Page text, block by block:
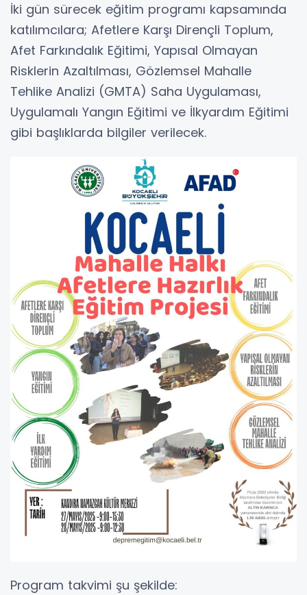
İki gün sürecek eğitim programı kapsamında
katılımcılara; Afetlere Karşı Dirençli Toplum,
Afet Farkındalık Eğitimi, Yapısal Olmayan
Risklerin Azaltılması, Gözlemsel Mahalle
Tehlike Analizi (GMTA) Saha Uygulaması,
Uygulamalı Yangın Eğitimi ve İlkyardım Eğitimi
gibi başlıklarda bilgiler verilecek.
Program takvimi şu şekilde: